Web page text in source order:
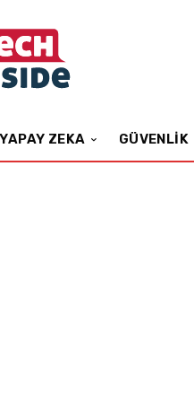
YAPAY ZEKA GÜVENLIK